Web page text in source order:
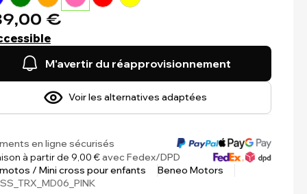
€
M'avertir du réapprovisionnement
Voir les alternatives adaptées
en ligne sécurisés
à partir de 9,00 €avec Fedex/DPD
/ Mini cross pour enfants
Beneo Motors